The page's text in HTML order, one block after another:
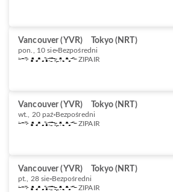
Vancouver (YVR) Tokyo (NRT)
pon., 10 sie Bezpośredni
ZIPAIR
Vancouver (YVR) Tokyo (NRT)
wt., 20 paź Bezpośredni
ZIPAIR
Vancouver (YVR) Tokyo (NRT)
pt., 28 sie Bezpośredni
ZIPAIR